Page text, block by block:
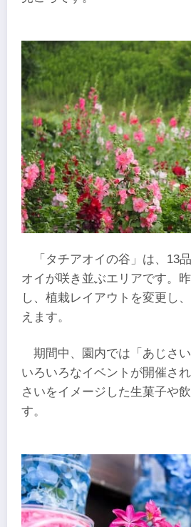
「タチアオイの谷」は、13
オイが咲き並ぶエリアです。
し、植栽レイアウトを変更し
えます。
期間中、園内では「あじさ
いろいろなイベントが開催さ
さいをイメージした生菓子や
す。